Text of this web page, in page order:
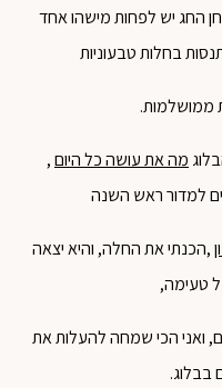
החג יש לפחות מישהו אחד
בחלות טבעוניות
ממושלמות.
מה את עושה כל היום,
למדור ראש השנה
,הכנתי את החלה, והיא יצאה
טעימה,
ואני הכי שמחה להעלות את
בבלוג.